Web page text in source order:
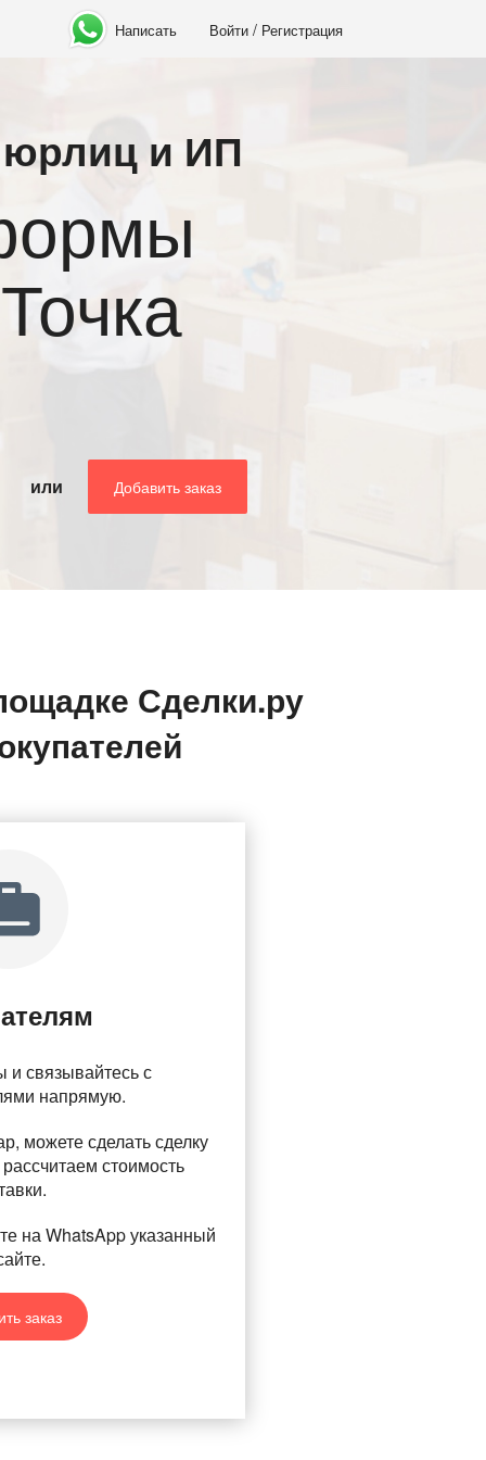
Написать Войти / Регистрация
юрлиц и ИП
5%
или Добавить заказ
Сделки.ру
и связывайтесь с
напрямую.
можете сделать сделку
стоимость
на WhatsApp указанный
заказ